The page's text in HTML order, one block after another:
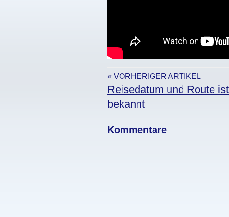
« VORHERIGER ARTIKEL
Reisedatum und Route ist
bekannt
Kommentare